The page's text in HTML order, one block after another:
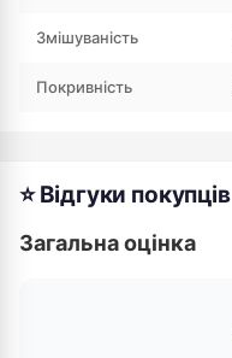
Змішуваність
Покривність
⭐ Відгуки покупців
Загальна оцінка